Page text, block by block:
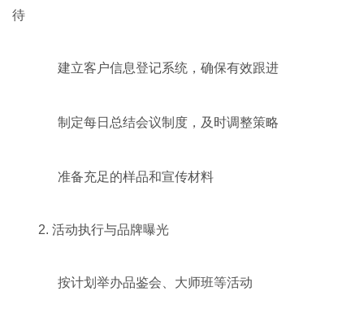
待
建立客户信息登记系统，确保有效跟进
制定每日总结会议制度，及时调整策略
准备充足的样品和宣传材料
2. 活动执行与品牌曝光
按计划举办品鉴会、大师班等活动